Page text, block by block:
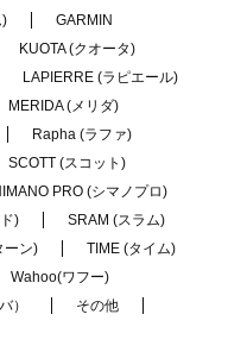
GARMIN
KUOTA (クオータ)
LAPIERRE (ラピエール)
MERIDA (メリダ)
Rapha (ラファ)
SCOTT (スコット)
PRO (シマノプロ)
)
SRAM (スラム)
ーン)
TIME (タイム)
Wahoo(ワフー)
）
その他